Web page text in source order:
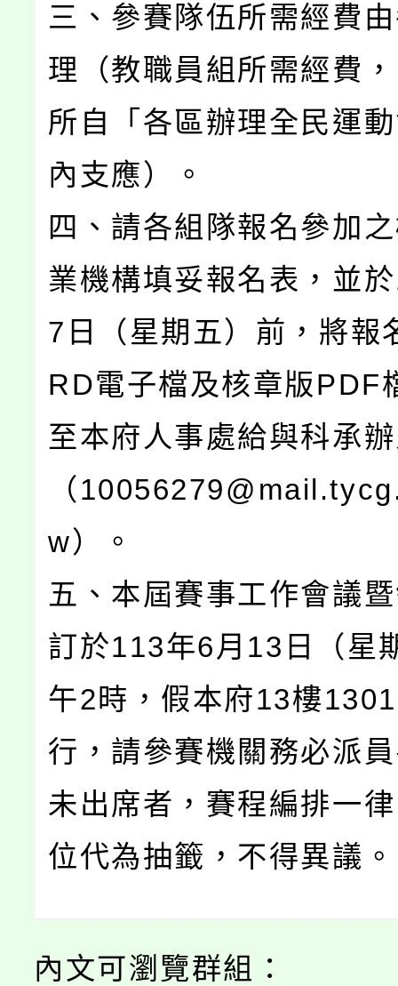
三、參賽隊伍所需經費
理（教職員組所需經費
所自「各區辦理全民運
內支應）。
四、請各組隊報名參加
業機構填妥報名表，並
7日（星期五）前，將報
RD電子檔及核章版PDF
至本府人事處給與科承
（
w）。
五、本屆賽事工作會議
訂於113年6月13日（星
午2時，假本府13樓
行，請參賽機關務必派
未出席者，賽程編排一
位代為抽籤，不得異議。
內文可瀏覽群組：